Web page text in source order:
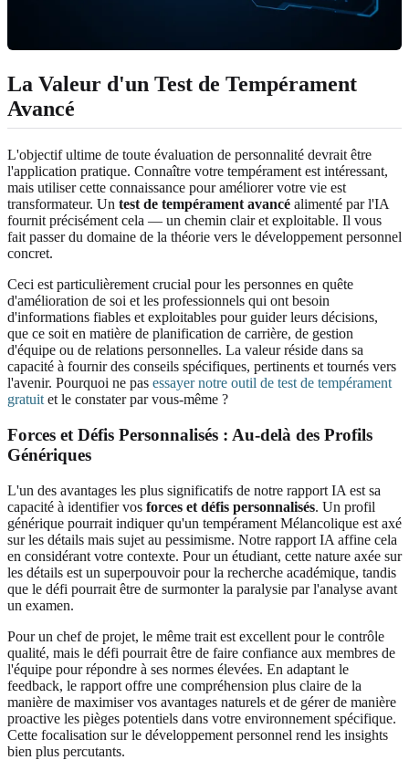
La Valeur d'un Test de Tempérament
Avancé
L'objectif ultime de toute évaluation de personnalité devrait être
l'application pratique. Connaître votre tempérament est intéressant,
mais utiliser cette connaissance pour améliorer votre vie est
transformateur. Un test de tempérament avancé alimenté par l'IA
fournit précisément cela — un chemin clair et exploitable. Il vous
fait passer du domaine de la théorie vers le développement personnel
concret.
Ceci est particulièrement crucial pour les personnes en quête
d'amélioration de soi et les professionnels qui ont besoin
d'informations fiables et exploitables pour guider leurs décisions,
que ce soit en matière de planification de carrière, de gestion
d'équipe ou de relations personnelles. La valeur réside dans sa
capacité à fournir des conseils spécifiques, pertinents et tournés vers
l'avenir. Pourquoi ne pas essayer notre outil de test de tempérament
gratuit et le constater par vous-même ?
Forces et Défis Personnalisés : Au-delà des Profils
Génériques
L'un des avantages les plus significatifs de notre rapport IA est sa
capacité à identifier vos forces et défis personnalisés. Un profil
générique pourrait indiquer qu'un tempérament Mélancolique est axé
sur les détails mais sujet au pessimisme. Notre rapport IA affine cela
en considérant votre contexte. Pour un étudiant, cette nature axée sur
les détails est un superpouvoir pour la recherche académique, tandis
que le défi pourrait être de surmonter la paralysie par l'analyse avant
un examen.
Pour un chef de projet, le même trait est excellent pour le contrôle
qualité, mais le défi pourrait être de faire confiance aux membres de
l'équipe pour répondre à ses normes élevées. En adaptant le
feedback, le rapport offre une compréhension plus claire de la
manière de maximiser vos avantages naturels et de gérer de manière
proactive les pièges potentiels dans votre environnement spécifique.
Cette focalisation sur le développement personnel rend les insights
bien plus percutants.